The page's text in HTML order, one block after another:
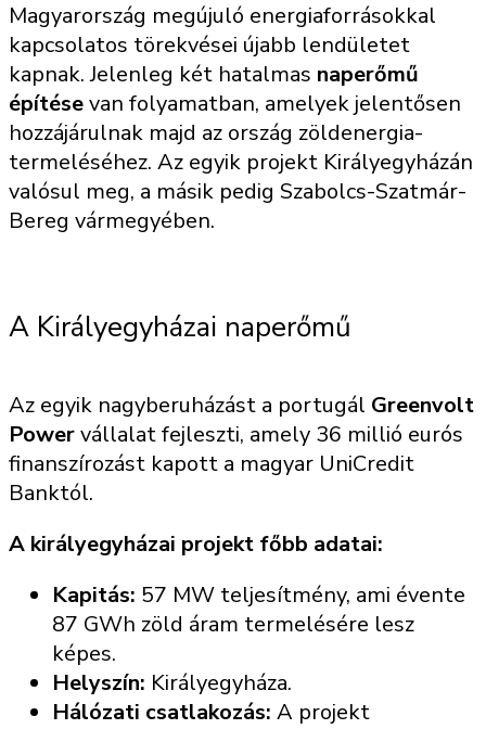
Magyarország megújuló energiaforrásokkal
kapcsolatos törekvései újabb lendületet
kapnak. Jelenleg két hatalmas naperőmű
építésevan folyamatban, amelyek jelentősen
hozzájárulnak majd az ország zöldenergia-
termeléséhez. Az egyik projekt Királyegyházán
valósul meg, a másik pedig Szabolcs-Szatmár-
Bereg vármegyében.
A Királyegyházai naperőmű
Az egyik nagyberuházást a portugál Greenvolt
Powervállalat fejleszti, amely 36 millió eurós
finanszírozást kapott a magyar UniCredit
Banktól.
A királyegyházai projekt főbb adatai:
Kapitás: 57 MW teljesítmény, ami évente
87 GWh zöld áram termelésére lesz
képes.
Helyszín: Királyegyháza.
Hálózati csatlakozás: A projekt